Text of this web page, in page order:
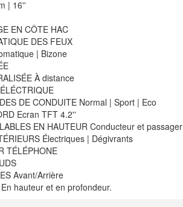
| 16''
EN CÔTE HAC
DES FEUX
| Bizone
À distance
DE CONDUITE Normal | Sport | Eco
Ecran TFT 4.2''
EN HAUTEUR Conducteur et passager
Électriques | Dégivrants
TÉLÉPHONE
Avant/Arrière
hauteur et en profondeur.